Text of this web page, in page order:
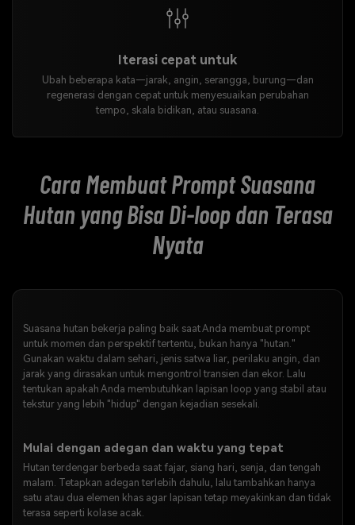
Iterasi cepat untuk
Ubah beberapa kata—jarak, angin, serangga, burung—dan
regenerasi dengan cepat untuk menyesuaikan perubahan
tempo, skala bidikan, atau suasana.
Cara Membuat Prompt Suasana
Hutan yang Bisa Di-loop dan Terasa
Nyata
Suasana hutan bekerja paling baik saat Anda membuat prompt
untuk momen dan perspektif tertentu, bukan hanya "hutan."
Gunakan waktu dalam sehari, jenis satwa liar, perilaku angin, dan
jarak yang dirasakan untuk mengontrol transien dan ekor. Lalu
tentukan apakah Anda membutuhkan lapisan loop yang stabil atau
tekstur yang lebih "hidup" dengan kejadian sesekali.
Mulai dengan adegan dan waktu yang tepat
Hutan terdengar berbeda saat fajar, siang hari, senja, dan tengah
malam. Tetapkan adegan terlebih dahulu, lalu tambahkan hanya
satu atau dua elemen khas agar lapisan tetap meyakinkan dan tidak
terasa seperti kolase acak.